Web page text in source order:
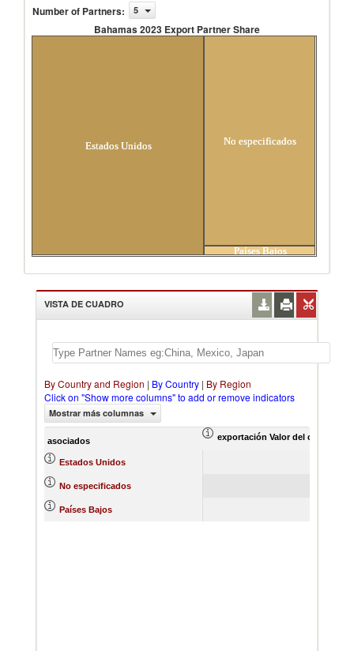
Number of Partners: 5
Bahamas 2023 Export Partner Share
Estados Unidos No especificados
Países Bajos
VISTA DE CUADRO
By Country and Region | By Country | By Region
Click on "Show more columns" to add or remove indicators
Mostrar más columnas
asociados exportación Valor del comercio
Estados Unidos
No especificados
Países Bajos